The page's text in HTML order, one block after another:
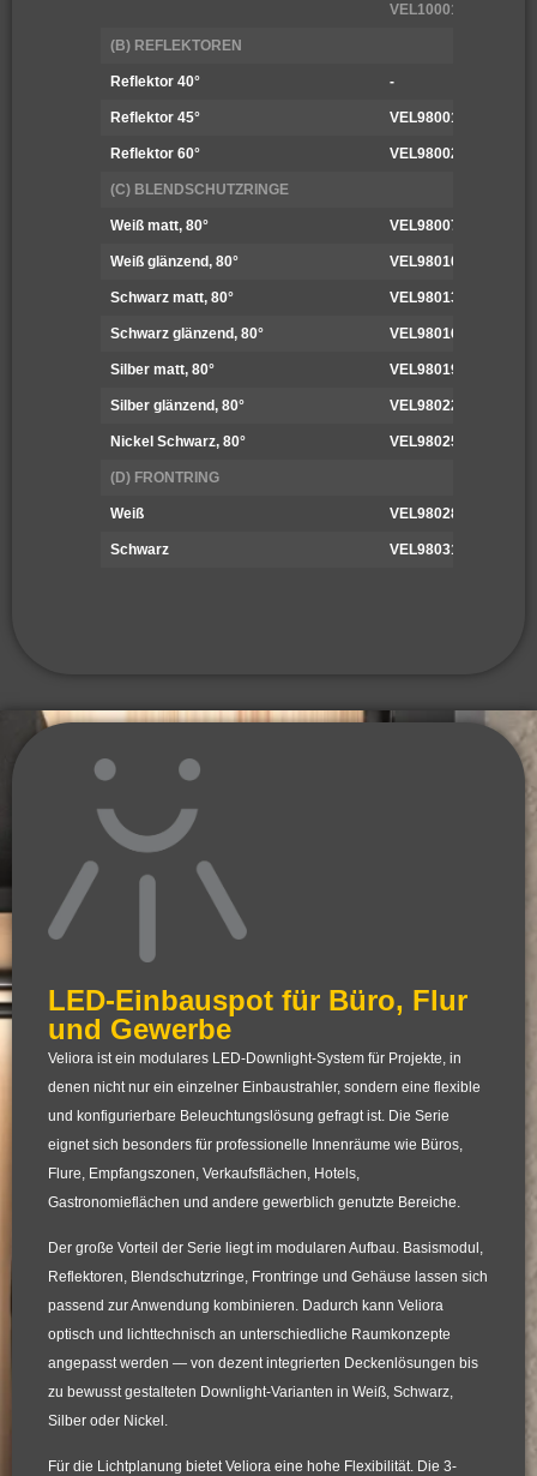
VEL10001 (6 W)
(B) REFLEKTOREN
Reflektor 40° -
Reflektor 45° VEL98001
Reflektor 60° VEL98002
(C) BLENDSCHUTZRINGE
Weiß matt, 80° VEL98007
Weiß glänzend, 80° VEL98010
Schwarz matt, 80° VEL98013
Schwarz glänzend, 80° VEL98016
Silber matt, 80° VEL98019
Silber glänzend, 80° VEL98022
Nickel Schwarz, 80° VEL98025
(D) FRONTRING
Weiß VEL98028
Schwarz VEL98031
LED-Einbauspot für Büro, Flur
und Gewerbe
Veliora ist ein modulares LED-Downlight-System für Projekte, in
denen nicht nur ein einzelner Einbaustrahler, sondern eine flexible
und konfigurierbare Beleuchtungslösung gefragt ist. Die Serie
eignet sich besonders für professionelle Innenräume wie Büros,
Flure, Empfangszonen, Verkaufsflächen, Hotels,
Gastronomieflächen und andere gewerblich genutzte Bereiche.
Der große Vorteil der Serie liegt im modularen Aufbau. Basismodul,
Reflektoren, Blendschutzringe, Frontringe und Gehäuse lassen sich
passend zur Anwendung kombinieren. Dadurch kann Veliora
optisch und lichttechnisch an unterschiedliche Raumkonzepte
angepasst werden — von dezent integrierten Deckenlösungen bis
zu bewusst gestalteten Downlight-Varianten in Weiß, Schwarz,
Silber oder Nickel.
Für die Lichtplanung bietet Veliora eine hohe Flexibilität. Die 3-